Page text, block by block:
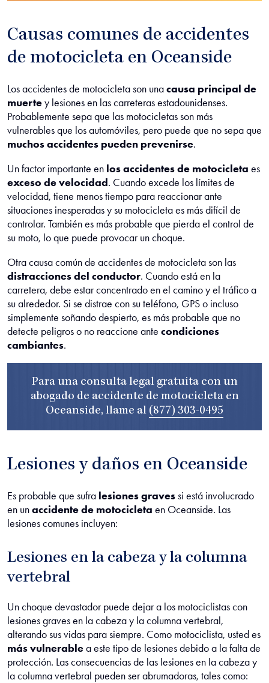
Causas comunes de accidentes
de motocicleta en Oceanside
Los accidentes de motocicleta son unacausa principal de
muertey lesiones en las carreteras estadounidenses.
Probablemente sepa que las motocicletas son más
vulnerables que los automóviles, pero puede que no sepa que
muchos accidentes pueden prevenirse.
Un factor importante en los accidentes de motocicleta es
exceso de velocidad. Cuando excede los límites de
velocidad, tiene menos tiempo para reaccionar ante
situaciones inesperadas y su motocicleta es más difícil de
controlar. También es más probable que pierda el control de
su moto, lo que puede provocar un choque.
Otra causa común de accidentes de motocicleta son las
distracciones del conductor. Cuando está en la
carretera, debe estar concentrado en el camino y el tráfico a
su alrededor. Si se distrae con su teléfono, GPS o incluso
simplemente soñando despierto, es más probable que no
detecte peligros o no reaccione ante condiciones
cambiantes.
Para una consulta legal gratuita con un
abogado de accidente de motocicleta en
Oceanside, llame al (877) 303-0495
Lesiones y daños en Oceanside
Es probable que sufra lesiones gravessi está involucrado
en unaccidente de motocicleta en Oceanside. Las
lesiones comunes incluyen:
Lesiones en la cabeza y la columna
vertebral
Un choque devastador puede dejar a los motociclistas con
lesiones graves en la cabeza y la columna vertebral,
alterando sus vidas para siempre. Como motociclista, usted es
más vulnerablea este tipo de lesiones debido a la falta de
protección. Las consecuencias de las lesiones en la cabeza y
la columna vertebral pueden ser abrumadoras, tales como: